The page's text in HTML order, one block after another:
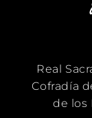
Real
Cofradía
de los